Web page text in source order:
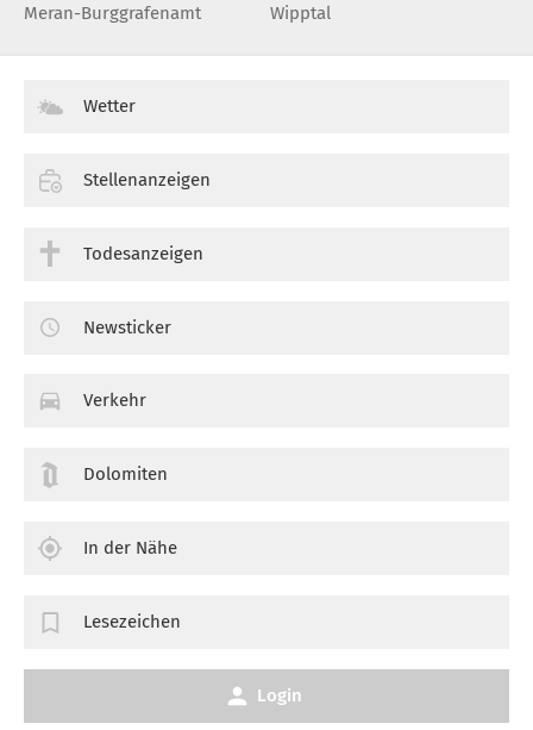
Meran-Burggrafenamt
Wipptal
Wetter
Stellenanzeigen
Todesanzeigen
Newsticker
Verkehr
Dolomiten
In der Nähe
Lesezeichen
Login